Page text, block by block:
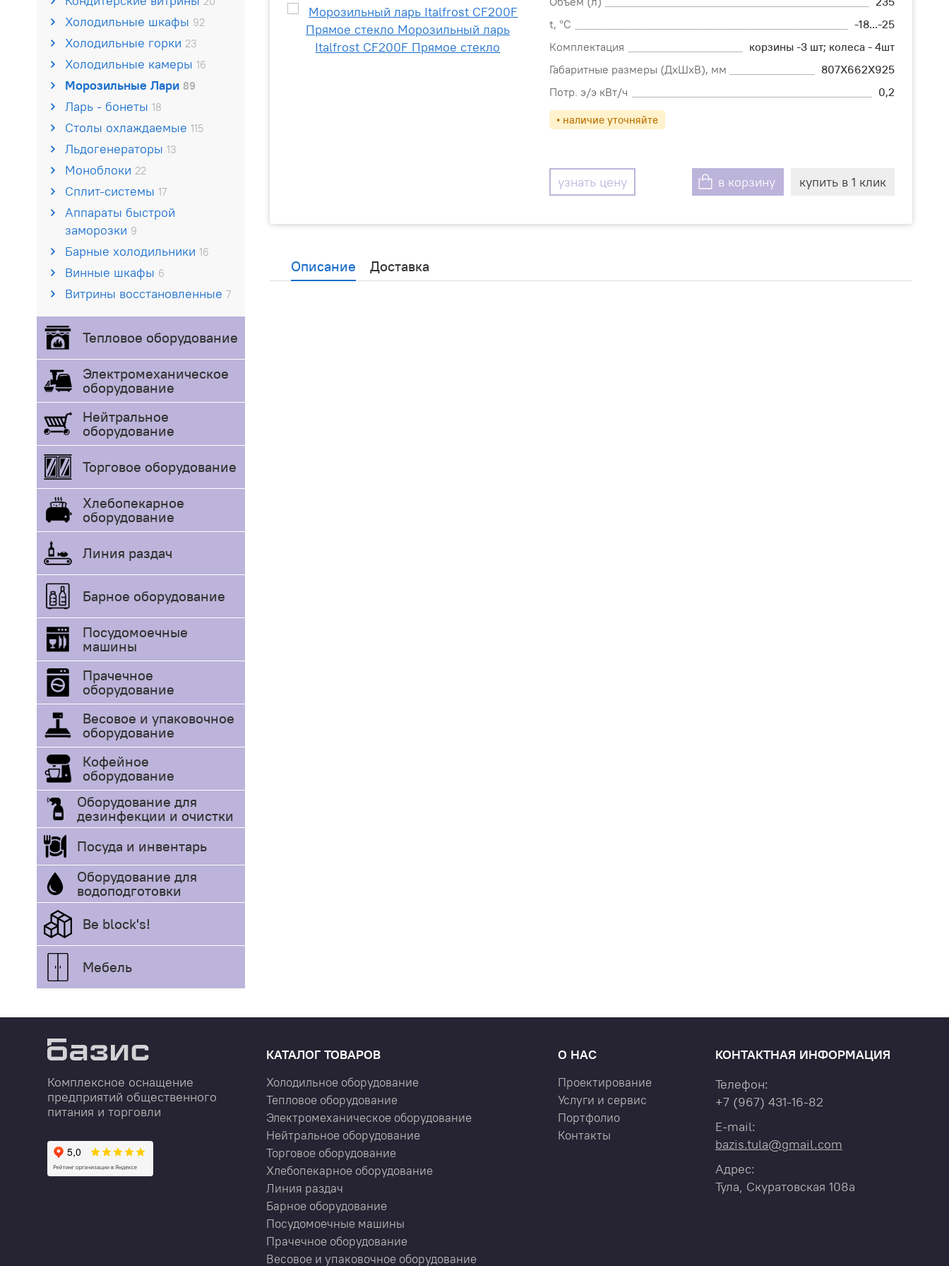
Холодильные шкафы 92
Холодильные горки 23
Холодильные камеры 16
Морозильные Лари 89
Ларь - бонеты 18
Столы охлаждаемые 115
Льдогенераторы 13
Моноблоки 22
Сплит-системы 17
Аппараты быстрой
заморозки 9
Барные холодильники 16
Винные шкафы 6
Витрины восстановленные 7
Тепловое оборудование
Электромеханическое
оборудование
Нейтральное
оборудование
Торговое оборудование
Хлебопекарное
оборудование
Линия раздач
Барное оборудование
Посудомоечные
машины
Прачечное
оборудование
Весовое и упаковочное
оборудование
Кофейное
оборудование
Оборудование для
дезинфекции и очистки
Посуда и инвентарь
Оборудование для
водоподготовки
Be block's!
Мебель
t, °С
-18...-25
Комплектация
корзины -3 шт; колеса - 4шт
Габаритные размеры (ДхШхВ), мм
807Х662Х925
Потр. э/э кВт/ч
0,2
• наличие уточняйте
узнать цену в корзину купить в 1 клик
Описание Доставка
Комплексное оснащение
предприятий общественного
питания и торговли
КАТАЛОГ ТОВАРОВ
Холодильное оборудование
Тепловое оборудование
Электромеханическое оборудование
Нейтральное оборудование
Торговое оборудование
Хлебопекарное оборудование
Линия раздач
Барное оборудование
Посудомоечные машины
Прачечное оборудование
Весовое и упаковочное оборудование
О НАС
Проектирование
Услуги и сервис
Портфолио
Контакты
КОНТАКТНАЯ ИНФОРМАЦИЯ
Телефон:
+7 (967) 431-16-82
E-mail:
bazis.tula@gmail.com
Адрес:
Тула, Скуратовская 108а